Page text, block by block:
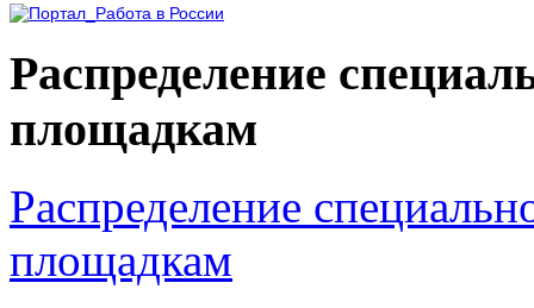
Распределение
площадкам
Распределение
площадкам